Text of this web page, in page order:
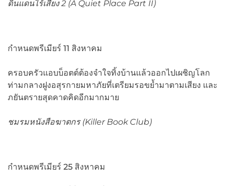
ดินแดนไร้เสียง2 (A Quiet Place Part II)
กำหนดพรีเมียร์ 11 สิงหาคม
ครอบครัวแอบบ็อตต์ต้องจำใจทิ้งบ้านแล้วออกไปเผชิญโลก
ท่ามกลางฝูงอสุรกายมหาภัยที่เตรียมรอขย้ำมาตามเสียง และ
ภยันตรายสุดคาดคิดอีกมากมาย
ชมรมหนังสือฆาตกร (Killer Book Club)
กำหนดพรีเมียร์ 25 สิงหาคม